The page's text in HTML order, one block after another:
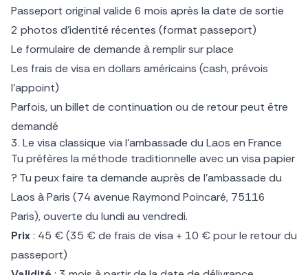
Passeport original valide 6 mois après la date de sortie
2 photos d’identité récentes (format passeport)
Le formulaire de demande à remplir sur place
Les frais de visa en dollars américains (cash, prévois
l’appoint)
Parfois, un billet de continuation ou de retour peut être
demandé
3. Le visa classique via l’ambassade du Laos en France
Tu préfères la méthode traditionnelle avec un visa papier
? Tu peux faire ta demande auprès de l’ambassade du
Laos à Paris (74 avenue Raymond Poincaré, 75116
Paris), ouverte du lundi au vendredi.
Prix: 45 € (35 € de frais de visa + 10 € pour le retour du
passeport)